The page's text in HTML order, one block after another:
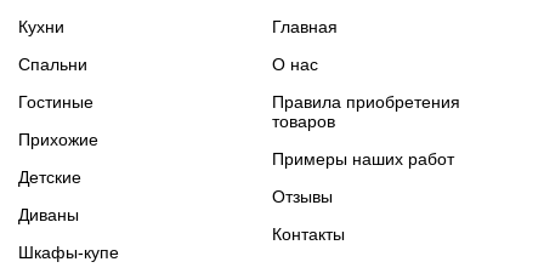
Кухни
Спальни
Гостиные
Прихожие
Детские
Диваны
Шкафы-купе
Главная
О нас
Правила приобретения
товаров
Примеры наших работ
Отзывы
Контакты